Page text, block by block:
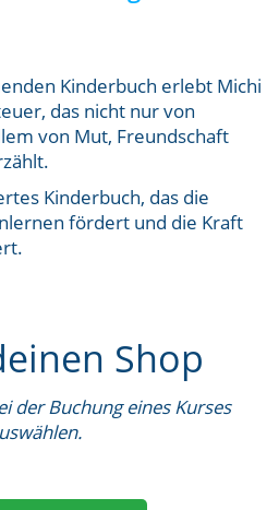
Kinderbuch erlebt Michi
das nicht nur von
von Mut, Freundschaft
Kinderbuch, das die
fördert und die Kraft
Shop
der Buchung eines Kurses